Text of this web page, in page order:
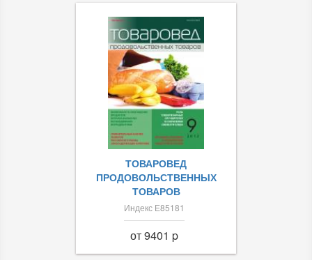
ТОВАРОВЕД
ПРОДОВОЛЬСТВЕННЫХ
ТОВАРОВ
Индекс Е85181
от 9401 p